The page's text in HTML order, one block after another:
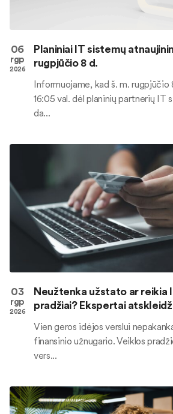
06
rgp
2026
Planiniai IT sistemų
rugpjūčio 8 d.
Informuojame, kad š. m. rugpjūčio
16:05 val. dėl planinių partnerių IT
da...
03
rgp
2026
Neužtenka užstato ar reikia
pradžiai? Ekspertai
Vien geros idėjos verslui
finansinio užnugario. Veiklos
vers...